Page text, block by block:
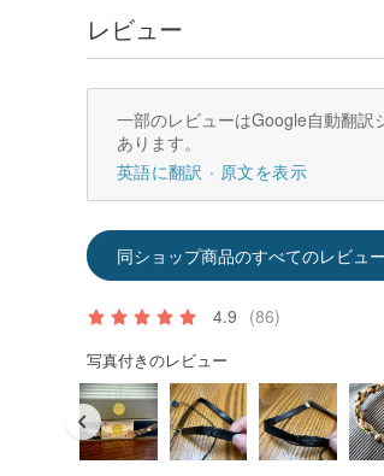
ブランドコンセプトは回想と伝統的
組み合わせて作られています。
我々は、より多くの顧客価値のオー
し、個人の好みや材料に応じて色を
我々は常に我々の大切なお客様のた
気のアクセサリーの美しいとユニー
あなたの愛を示します。
英国の店主ソフィアはイングランド
ド、創造的、伝統的な織り職人の技
触れ学んだ、セントラル・セント・
た。
レビュー
一部のレビューはGoogle自動翻訳
あります。
英語に翻訳
原文を表示
同ショップ商品のすべてのレビュー
4.9 (86)
写真付きのレビュー